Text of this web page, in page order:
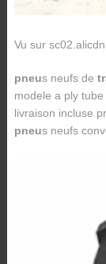
Vu sur
pneus neufs de
modele a ply
livraison incluse
pneus neufs